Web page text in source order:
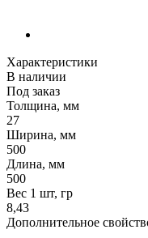
Характеристики
В наличии
Под заказ
Толщина, мм
27
Ширина, мм
500
Длина, мм
500
Вес 1 шт, гр
8,43
Дополнительное